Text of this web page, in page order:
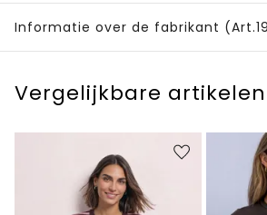
Informatie over de fabrikant (Art.19
Vergelijkbare artikelen